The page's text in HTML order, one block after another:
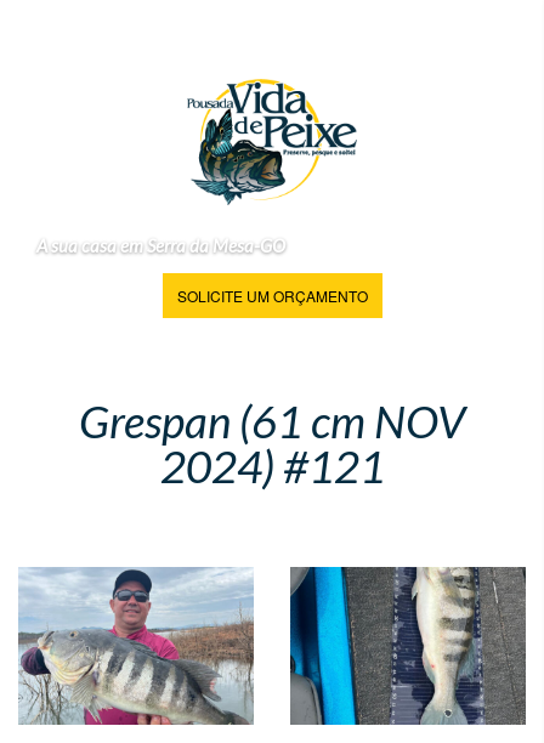
A sua casa em Serra da Mesa-GO
SOLICITE UM ORÇAMENTO
Grespan (61 cm NOV
2024) #121